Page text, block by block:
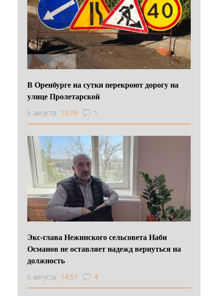
В Оренбурге на сутки перекроют дорогу на
улице Пролетарской
6 августа 15:09 1
Экс-глава Нежинского сельсовета Наби
Османов не оставляет надежд вернуться на
должность
6 августа 14:57 4